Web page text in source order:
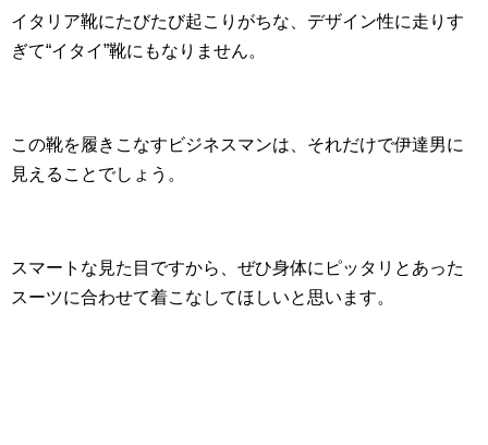
イタリア靴にたびたび起こりがちな、デザイン性に走りす
ぎて“イタイ”靴にもなりません。
この靴を履きこなすビジネスマンは、それだけで伊達男に
見えることでしょう。
スマートな見た目ですから、ぜひ身体にピッタリとあった
スーツに合わせて着こなしてほしいと思います。